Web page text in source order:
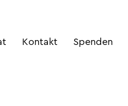
Kontakt Spenden